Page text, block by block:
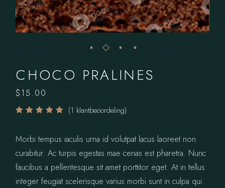
CHOCO PRALINES
$15.00
(1 klantbeoordeling)
Morbi tempus iaculis urna id volutpat lacus laoreet non
curabitur. Ac turpis egestas mae cenas est pharetra. Nunc
faucibus a pellentesque sit amet porttitor eget. At in tellus
integer feugiat scelerisque varius morbi sunt in culpa qui.